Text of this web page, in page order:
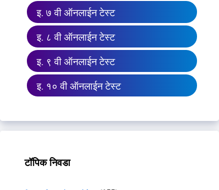
इ. ७ वी ऑनलाईन टेस्ट
इ. ८ वी ऑनलाईन टेस्ट
इ. ९ वी ऑनलाईन टेस्ट
इ. १० वी ऑनलाईन टेस्ट
टॉपिक निवडा